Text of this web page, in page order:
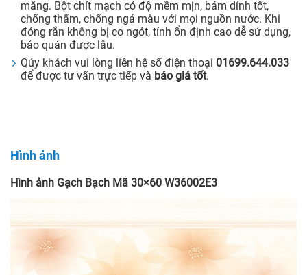
măng. Bột chít mạch có độ mềm mịn, bám dính tốt,
chống thấm, chống ngả màu với mọi nguồn nước. Khi
đóng rắn không bị co ngót, tính ổn định cao dễ sử dụng,
bảo quản được lâu.
Qúy khách vui lòng liên hệ số điện thoại 01699.644.033
để được tư vấn trực tiếp và báo giá tốt.
Hình ảnh
Hình ảnh Gạch Bạch Mã 30×60 W36002E3